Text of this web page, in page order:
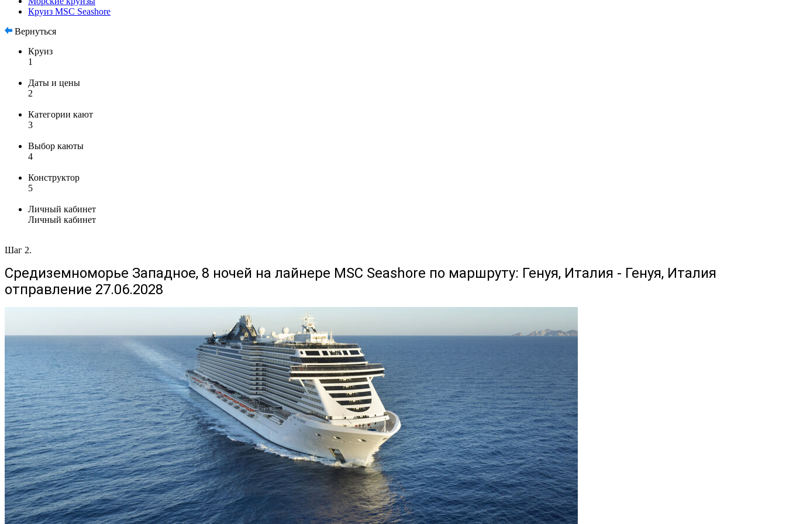
Круиз MSC Seashore
Вернуться
Круиз
1
Даты и цены
2
Категории кают
3
Выбор каюты
4
Конструктор
5
Личный кабинет
Личный кабинет
Шаг 2.
Средиземноморье Западное, 8 ночей на лайнере MSC Seashore по маршруту: Генуя, Италия - Генуя, Италия
отправление 27.06.2028